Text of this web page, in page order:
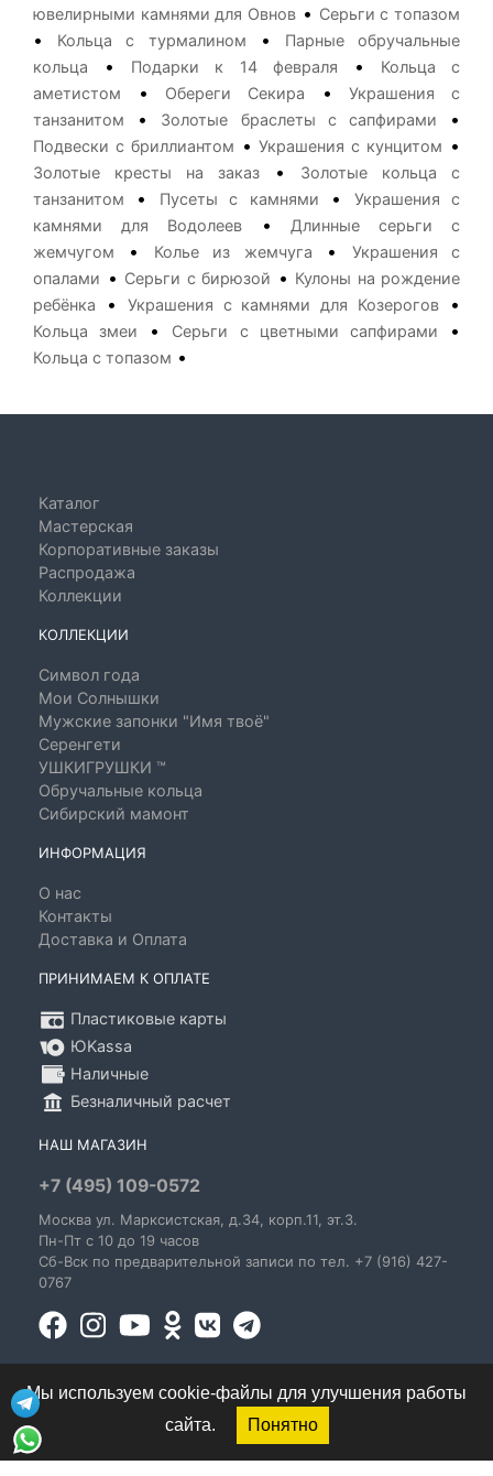
ювелирными камнями для Овнов • Серьги с топазом
• Кольца с турмалином •
Парные обручальные
кольца
• Подарки к 14 февраля •
Кольца с
аметистом
• Обереги Секира •Украшения с
танзанитом
• Золотые браслеты с сапфирами •
Подвески с бриллиантом •Украшения с кунцитом •
Золотые кресты на заказ •
Золотые кольца с
танзанитом
• Пусеты с камнями •
Украшения с
камнями для Водолеев•Длинные серьги с
жемчугом
• Колье из жемчуга •
Украшения с
опалами • Серьги с бирюзой • Кулоны на рождение
ребёнка
• Украшения с камнями для Козерогов •
Кольца змеи • Серьги с цветными сапфирами •
Кольца с топазом •
Каталог
Мастерская
Корпоративные заказы
Распродажа
Коллекции
КОЛЛЕКЦИИ
Символ года
Мои Солнышки
Мужские запонки "Имя твоё"
Серенгети
УШКИГРУШКИ ™
Обручальные кольца
Сибирский мамонт
ИНФОРМАЦИЯ
О нас
Контакты
Доставка и Оплата
ПРИНИМАЕМ К ОПЛАТЕ
Пластиковые карты
ЮKassa
Наличные
Безналичный расчет
НАШ МАГАЗИН
+7 (495) 109-0572
Москва ул. Марксистская, д.34, корп.11, эт.3.
Пн-Пт c 10 до 19 часов
Сб-Вск по предварительной записи по тел. +7 (916) 427-
0767
Мы используем cookie-файлы для улучшения работы
сайта.
Понятно